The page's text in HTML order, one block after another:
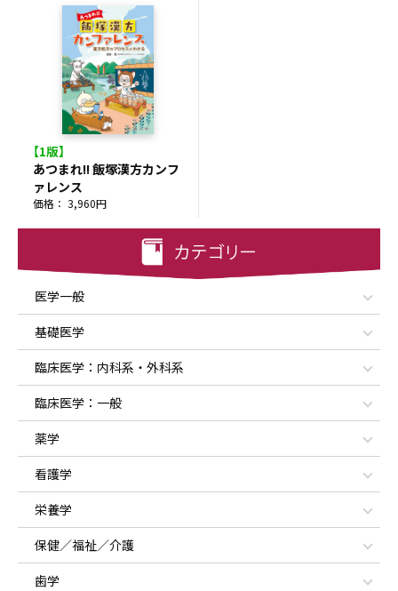
医学一般
基礎医学
臨床医学：内科系・外科系
臨床医学：一般
薬学
看護学
栄養学
保健／福祉／介護
歯学
【1版】
あつまれ!! 飯塚漢方カンフ
ァレンス
価格： 3,960円